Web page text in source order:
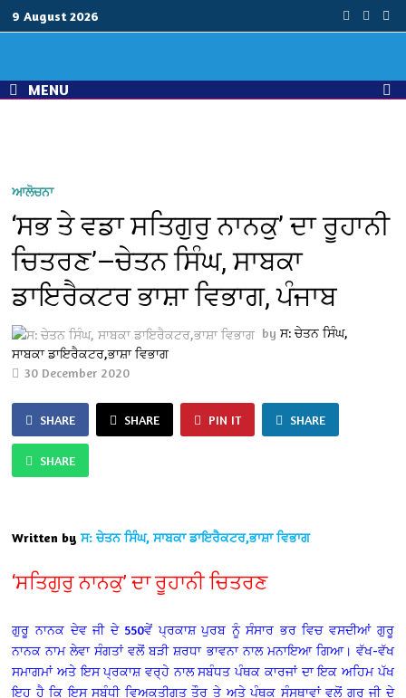
9 August 2026
MENU
ਆਲੋਚਨਾ
‘ਸਭ ਤੇ ਵਡਾ ਸਤਿਗੁਰੁ ਨਾਨਕੁ’ ਦਾ ਰੂਹਾਨੀ
ਚਿਤਰਣ’—ਚੇਤਨ ਸਿੰਘ, ਸਾਬਕਾ
ਡਾਇਰੈਕਟਰ ਭਾਸ਼ਾ ਵਿਭਾਗ, ਪੰਜਾਬ
byਸ: ਚੇਤਨ ਸਿੰਘ,
ਸਾਬਕਾ ਡਾਇਰੈਕਟਰ,ਭਾਸ਼ਾ ਵਿਭਾਗ
30 December 2020
SHARE SHARE PIN IT SHARE
SHARE
Written by ਸ: ਚੇਤਨ ਸਿੰਘ, ਸਾਬਕਾ ਡਾਇਰੈਕਟਰ,ਭਾਸ਼ਾ ਵਿਭਾਗ
‘ਸਤਿਗੁਰੁ ਨਾਨਕੁ’ ਦਾ ਰੂਹਾਨੀ ਚਿਤਰਣ
ਗੁਰੂ ਨਾਨਕ ਦੇਵ ਜੀ ਦੇ 550ਵੇਂ ਪ੍ਰਕਾਸ਼ ਪੁਰਬ ਨੂੰ ਸੰਸਾਰ ਭਰ ਵਿਚ ਵਸਦੀਆਂ ਗੁਰੂ
ਨਾਨਕ ਨਾਮ ਲੇਵਾ ਸੰਗਤਾਂ ਵਲੋਂ ਬੜੀ ਸ਼ਰਧਾ ਭਾਵਨਾ ਨਾਲ ਮਨਾਇਆ ਗਿਆ। ਵੱਖ-ਵੱਖ
ਸਮਾਗਮਾਂ ਅਤੇ ਇਸ ਪ੍ਰਕਾਸ਼ ਵਰ੍ਹੇ ਨਾਲ ਸਬੰਧਤ ਪੰਥਕ ਕਾਰਜਾਂ ਦਾ ਇਕ ਅਹਿਮ ਪੱਖ
ਇਹ ਹੈ ਕਿ ਇਸ ਸਬੰਧੀ ਵਿਅਕਤੀਗਤ ਤੌਰ ਤੇ ਅਤੇ ਪੰਥਕ ਸੰਸਥਾਵਾਂ ਵਲੋਂ ਗੁਰੂ ਜੀ ਦੇ